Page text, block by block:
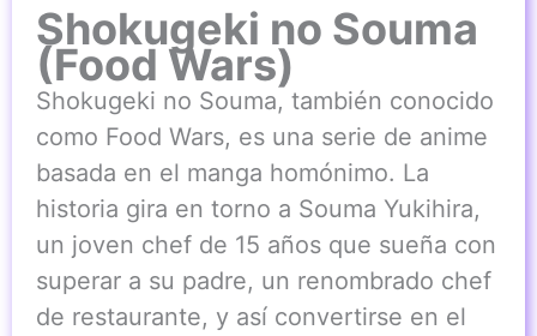
Shokugeki no Souma
(Food Wars)
Shokugeki no Souma, también conocido
como Food Wars, es una serie de anime
basada en el manga homónimo. La
historia gira en torno a Souma Yukihira,
un joven chef de 15 años que sueña con
superar a su padre, un renombrado chef
de restaurante, y así convertirse en el